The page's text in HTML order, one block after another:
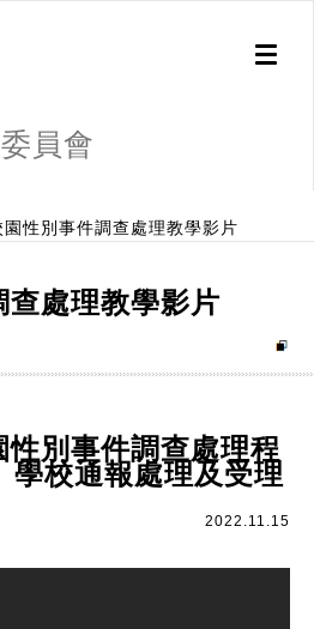
Toggle
員會
園性別事件調查處理教學影片
處理教學影片
性別事件調查處理程
學校通報處理及受理
2022.11.15